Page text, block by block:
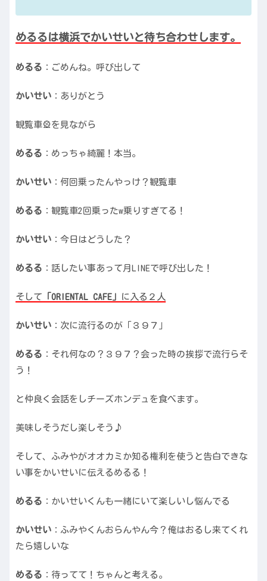
めるるは横浜でかいせいと待ち合わせします。
めるる ：ごめんね。呼び出して
かいせい ：ありがとう
観覧車🎡を見ながら
めるる ：めっちゃ綺麗！本当。
かいせい ：何回乗ったんやっけ？観覧車
めるる ：観覧車2回乗ったw乗りすぎてる！
かいせい ：今日はどうした？
めるる ：話したい事あって月LINEで呼び出した！
そして ORIENTAL CAFE に入る２人
かいせい ：次に流行るのが「３９７」
めるる ：それ何なの？３９７？会った時の挨拶で流行らそ
う！
と仲良く会話をしチーズホンデュを食べます。
美味しそうだし楽しそう♪
そして、ふみやがオオカミか知る権利を使うと告白できな
い事をかいせいに伝えるめるる！
めるる ：かいせいくんも一緒にいて楽しいし悩んでる
かいせい ：ふみやくんおらんやん今？俺はおるし来てくれ
たら嬉しいな
めるる ：待ってて！ちゃんと考える。